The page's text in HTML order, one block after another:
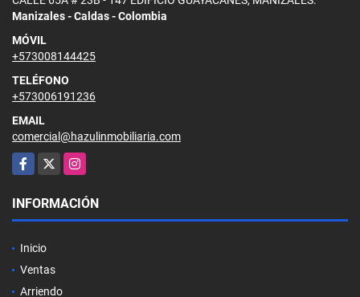
Manizales - Caldas - Colombia
MÓVIL
+573008144425
TELÉFONO
+573006191236
EMAIL
comercial@hazulinmobiliaria.com
Facebook
X Instagram
INFORMACIÓN
Inicio
Ventas
Arriendo